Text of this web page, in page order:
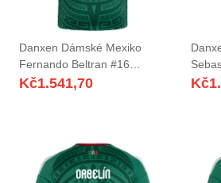
Danxen Dámské Mexiko
Fernando Beltran #16
Zelená Bílá Červená Domů
Kč1.541,70 Kč